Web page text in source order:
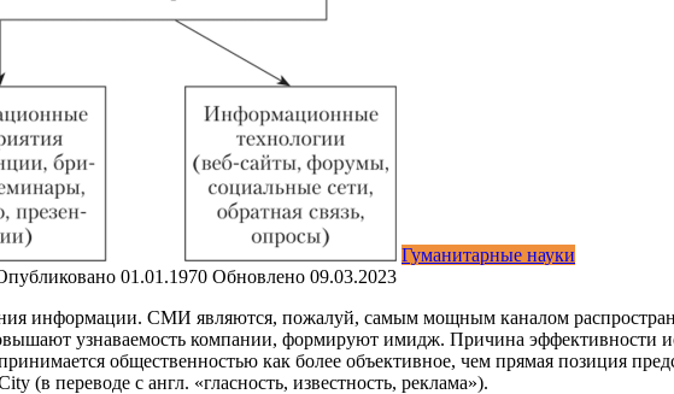
Гуманитарные науки
01.01.1970 Обновлено 09.03.2023
информации. СМИ являются, пожалуй, самым мощным каналом
узнаваемость компании, формируют имидж. Причина
общественностью как более объективное, чем прямая позиция
переводе с англ. «гласность, известность, реклама»).